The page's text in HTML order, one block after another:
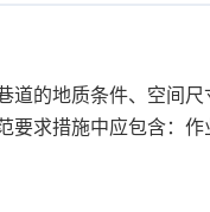
的地质条件、空间
要求措施中应包含：